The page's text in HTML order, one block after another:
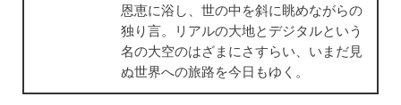
恩恵に浴し、世の中を斜に眺めながらの
独り言。リアルの大地とデジタルという
名の大空のはざまにさすらい、いまだ見
ぬ世界への旅路を今日もゆく。